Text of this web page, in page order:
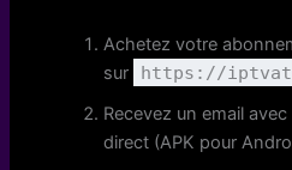
Achetez votre
sur
https://
Recevez un email
direct (APK pour